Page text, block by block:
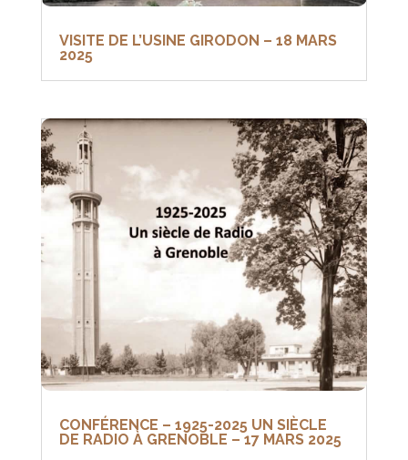
VISITE DE L’USINE GIRODON – 18 MARS
2025
CONFÉRENCE – 1925-2025 UN SIÈCLE
DE RADIO À GRENOBLE – 17 MARS 2025